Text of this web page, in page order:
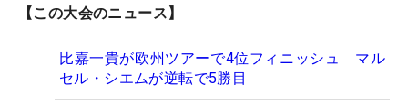
【この大会のニュース】
比嘉一貴が欧州ツアーで4位フィニッシュ マル
セル・シエムが逆転で5勝目